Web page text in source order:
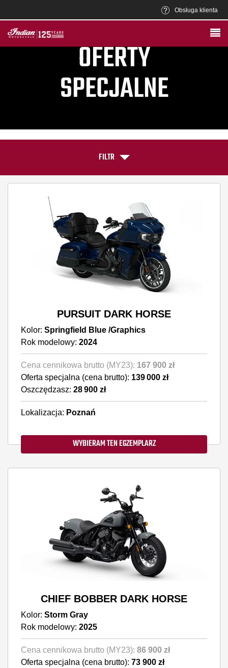
Obsługa klienta
OFERTY
SPECJALNE
FILTR
PURSUIT DARK HORSE
Kolor: Springfield Blue /Graphics
Rok modelowy: 2024
Cena cennikowa brutto (MY23): 167 900 zł
Oferta specjalna (cena brutto): 139 000 zł
Oszczędzasz: 28 900 zł
Lokalizacja: Poznań
WYBIERAM TEN EGZEMPLARZ
CHIEF BOBBER DARK HORSE
Kolor: Storm Gray
Rok modelowy: 2025
Cena cennikowa brutto (MY23): 86 900 zł
Oferta specjalna (cena brutto): 73 900 zł